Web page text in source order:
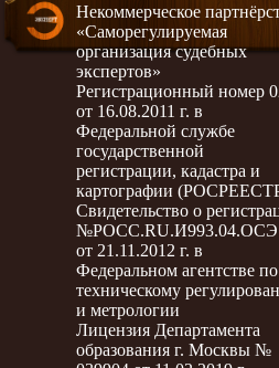
Некоммерческое
«Саморегулируемая
организация судебных
экспертов»
Регистрационный номер
от 16.08.2011 г. в
Федеральной службе
государственной
регистрации, кадастра и
картографии
Свидетельство о
от 21.11.2012 г. в
Федеральном агентстве по
техническому
и метрологии
Лицензия Департамента
образования г. Москвы №